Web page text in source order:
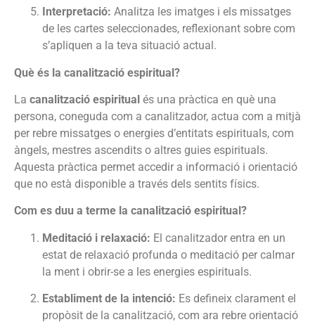
Interpretació: Analitza les imatges i els missatges
de les cartes seleccionades, reflexionant sobre com
s’apliquen a la teva situació actual.
Què és la canalització espiritual?
La canalització espiritual és una pràctica en què una
persona, coneguda com a canalitzador, actua com a mitjà
per rebre missatges o energies d’entitats espirituals, com
àngels, mestres ascendits o altres guies espirituals.
Aquesta pràctica permet accedir a informació i orientació
que no està disponible a través dels sentits físics.
Com es duu a terme la canalització espiritual?
Meditació i relaxació: El canalitzador entra en un
estat de relaxació profunda o meditació per calmar
la ment i obrir-se a les energies espirituals.
Establiment de la intenció: Es defineix clarament el
propòsit de la canalització, com ara rebre orientació